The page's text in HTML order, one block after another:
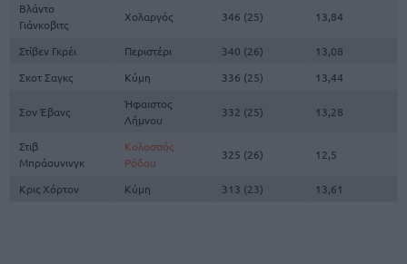
Βλάντο
Γιάνκοβιτς
Χολαργός 346 (25) 13,84
Στίβεν Γκρέι Περιστέρι 340 (26)
13,08
Σκοτ Σαγκς
Κύμη 336 (25) 13,44
Σον Έβανς
Ήφαιστος
Λήμνου
332 (25) 13,28
Στιβ
Μπράουνινγκ
Κολοσσός
Ρόδου
325 (26) 12,5
Κρις Χόρτον Κύμη 313 (23) 13,61